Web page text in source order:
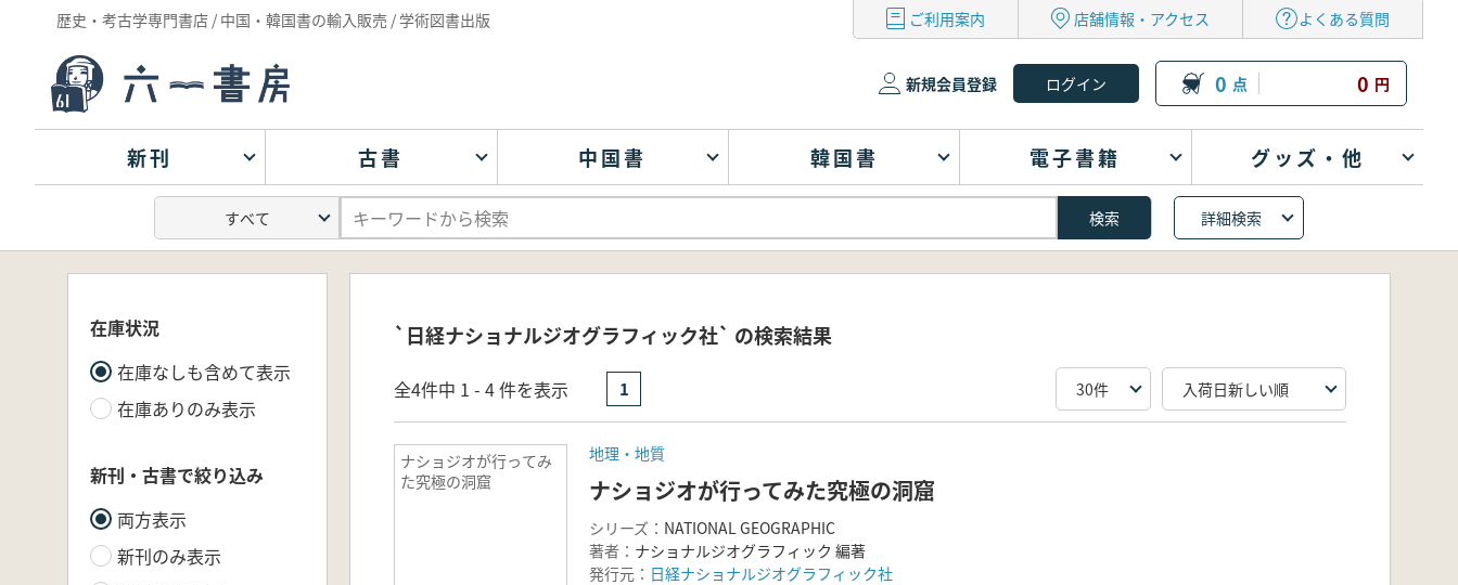
歴史・考古学専門書店 / 中国・韓国書の輸入販売 / 学術図書出版 ご利用案内 店舗情報・アクセス よくある質問
新規会員登録 0 点 0 円
新刊 古書 中国書 韓国書 電子書籍 グッズ・他
詳細検索
在庫状況
在庫なしも含めて表示
在庫ありのみ表示
新刊・古書で絞り込み
両方表示
新刊のみ表示
`日経ナショナルジオグラフィック社` の検索結果
全4件中 1 - 4 件を表示 1
ナショジオが行ってみ
た究極の洞窟
地理・地質
ナショジオが行ってみた究極の洞窟
シリーズ： NATIONAL GEOGRAPHIC
著者： ナショナルジオグラフィック 編著
発行元： 日経ナショナルジオグラフィック社